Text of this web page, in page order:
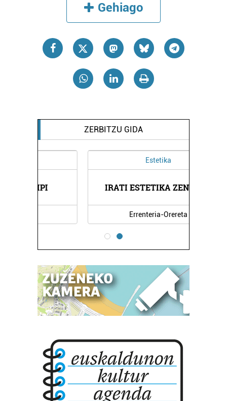
Gehiago
ZERBITZU GIDA
IRATI ESTETIKA ZENTROA
Errenteria-Orereta